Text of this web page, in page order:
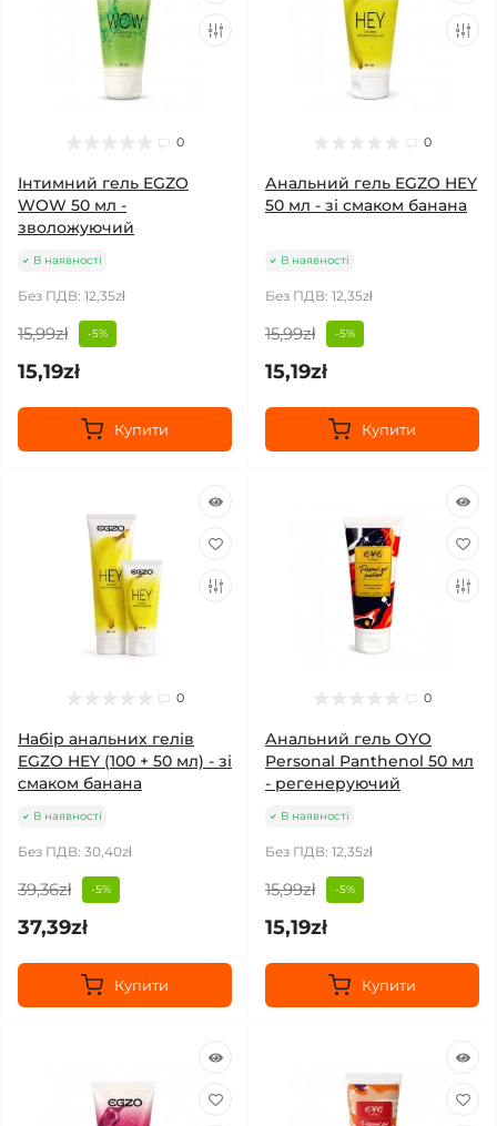
0
Інтимний гель EGZO
WOW 50 мл -
зволожуючий
В наявності
Без ПДВ: 12,35zł
15,99zł -5%
15,19zł
Купити
0
Анальний гель EGZO HEY
50 мл - зі смаком банана
В наявності
Без ПДВ: 12,35zł
15,99zł -5%
15,19zł
Купити
0
Набір анальних гелів
EGZO HEY (100 + 50 мл) - зі
смаком банана
В наявності
Без ПДВ: 30,40zł
39,36zł -5%
37,39zł
Купити
0
Анальний гель OYO
Personal Panthenol 50 мл
- регенеруючий
В наявності
Без ПДВ: 12,35zł
15,99zł -5%
15,19zł
Купити